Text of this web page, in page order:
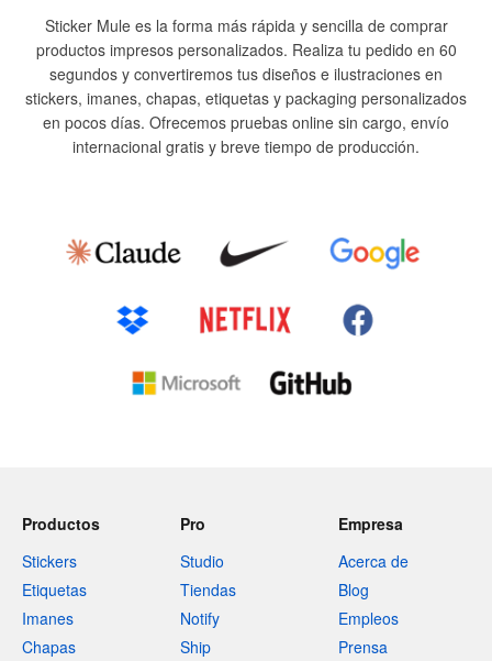
Sticker Mule es la forma más rápida y sencilla de comprar
productos impresos personalizados. Realiza tu pedido en 60
segundos y convertiremos tus diseños e ilustraciones en
stickers, imanes, chapas, etiquetas y packaging personalizados
en pocos días. Ofrecemos pruebas online sin cargo, envío
internacional gratis y breve tiempo de producción.
Productos
Stickers
Etiquetas
Imanes
Chapas
Pro
Studio
Tiendas
Notify
Ship
Empresa
Acerca de
Blog
Empleos
Prensa